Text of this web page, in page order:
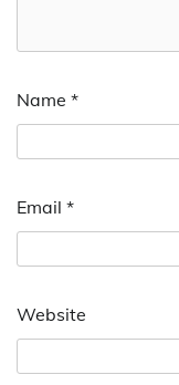
Name *
Email *
Website